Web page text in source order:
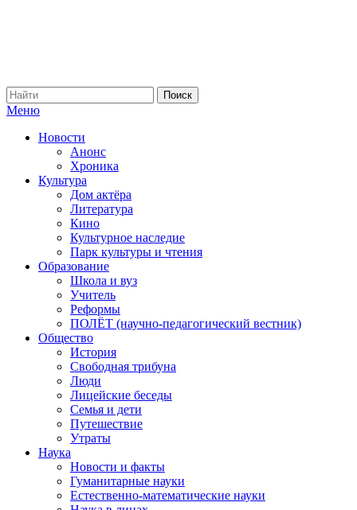
Меню
Новости
Анонс
Хроника
Культура
Дом актёра
Литература
Кино
Культурное наследие
Парк культуры и чтения
Образование
Школа и вуз
Учитель
Реформы
ПОЛЁТ (научно-педагогический вестник)
Общество
История
Свободная трибуна
Люди
Лицейские беседы
Семья и дети
Путешествие
Утраты
Наука
Новости и факты
Гуманитарные науки
Естественно-математические науки